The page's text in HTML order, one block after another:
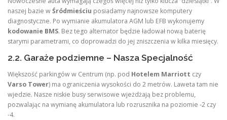
naszej bazie wŚródmieściu posiadamy najnowsze komputery
diagnostyczne. Po wymianie akumulatora AGM lub EFB wykonujemy
kodowanie BMS. Bez tego alternator będzie ładował nową baterię
starymi parametrami, co doprowadzi do jej zniszczenia w kilka miesięcy.
2.2. Garaże podziemne – Nasza Specjalność
Większość parkingów w Centrum (np. pod Hotelem Marriott czy
Varso Tower) ma ograniczenia wysokości do 2 metrów. Laweta tam nie
wjedzie. Nasze niskie busy serwisowe wjeżdżają bez problemu,
pozwalając na wymianę akumulatora lub rozrusznika na poziomie -2 czy
-4.